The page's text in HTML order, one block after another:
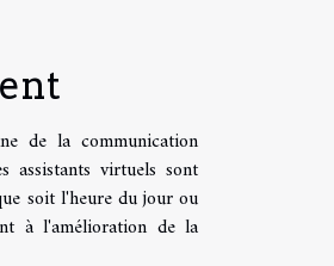
de la communication
assistants virtuels sont
soit l'heure du jour ou
à l'amélioration de la